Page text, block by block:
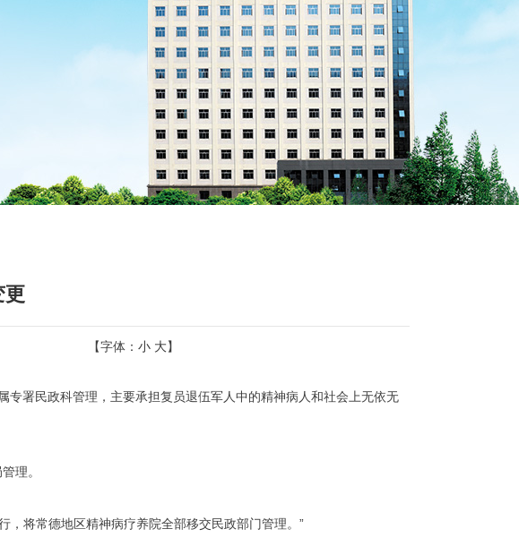
更
【字体： 小 大】
专署民政科管理，主要承担复员退伍军人中的精神病人和社会上无依无
理。
，将常德地区精神病疗养院全部移交民政部门管理。”